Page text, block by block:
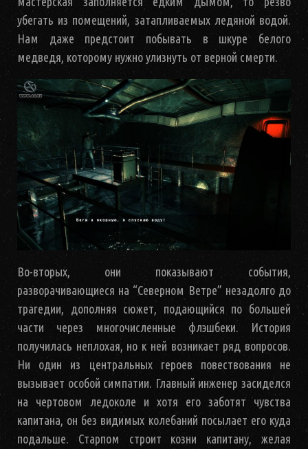
убегать из помещений, затапливаемых ледяной водой.
Нам даже предстоит побывать в шкуре белого
медведя, которому нужно улизнуть от верной смерти.
Во-вторых, они показывают события,
разворачивающиеся на “Северном Ветре” незадолго до
трагедии, дополняя сюжет, подающийся по большей
части через многочисленные флэшбеки. История
получилась неплохая, но к ней возникает ряд вопросов.
Ни один из центральных героев повествования не
вызывает особой симпатии. Главный инженер засиделся
на чертовом ледоколе и хотя его заботят чувства
капитана, он без видимых колебаний посылает его куда
подальше. Старпом строит козни капитану, желая